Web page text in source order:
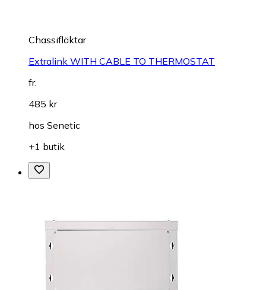
Chassifläktar
Extralink WITH CABLE TO THERMOSTAT
fr.
485 kr
hos Senetic
+1 butik